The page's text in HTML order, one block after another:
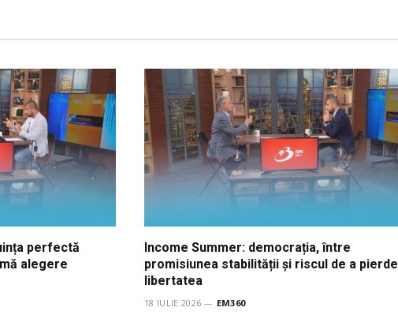
perfectă
alegere
Income Summer: democrația, între
promisiunea stabilității și riscul de a pierde
libertatea
18 IULIE 2026 EM360